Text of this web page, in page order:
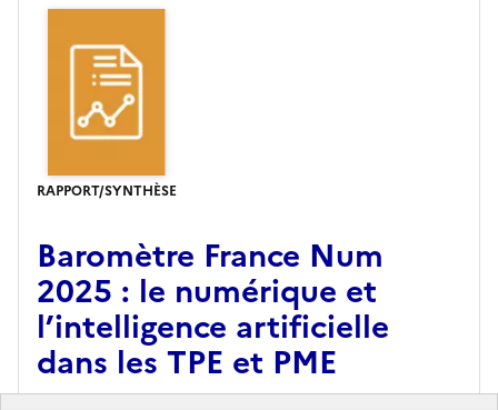
RAPPORT/SYNTHÈSE
Baromètre France Num
2025 : le numérique et
l’intelligence artificielle
dans les TPE et PME